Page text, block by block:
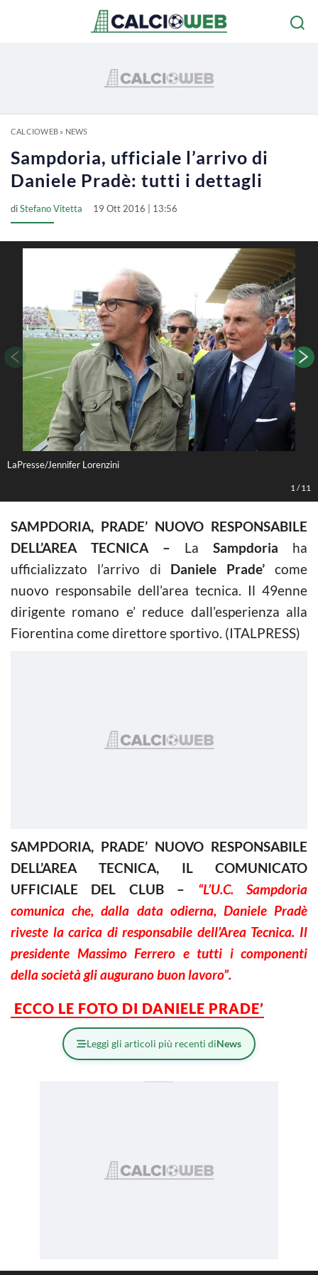
CALCIOWEB» NEWS
Sampdoria, ufficiale l’arrivo di
Daniele Pradè: tutti i dettagli
diStefano Vitetta 19 Ott 2016 | 13:56
LaPresse/Jennifer Lorenzini
1 /11
SAMPDORIA, PRADE’ NUOVO RESPONSABILE
DELL’AREA TECNICA – La Sampdoria ha
ufficializzato l’arrivo di Daniele Prade’ come
nuovo responsabile dell’area tecnica. Il 49enne
dirigente romano e’ reduce dall’esperienza alla
Fiorentina come direttore sportivo. (ITALPRESS)
SAMPDORIA, PRADE’ NUOVO RESPONSABILE
DELL’AREA TECNICA, IL COMUNICATO
UFFICIALE DEL CLUB – “L’U.C. Sampdoria
comunica che, dalla data odierna, Daniele Pradè
riveste la carica di responsabile dell’Area Tecnica. Il
presidente Massimo Ferrero e tutti i componenti
della società gli augurano buon lavoro”.
ECCO LE FOTO DI DANIELE PRADE’
Leggi gli articoli più recenti diNews